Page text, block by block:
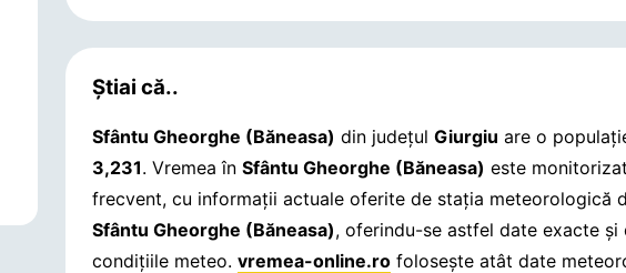
Știai că..
Sfântu Gheorghe (Băneasa) din județulGiurgiu are o
3,231. Vremea înSfântu Gheorghe (Băneasa) este
frecvent, cu informații actuale oferite de stația meteorologică
Sfântu Gheorghe (Băneasa), oferindu-se astfel date exacte și
condițiile meteo.vremea-online.ro folosește atât date